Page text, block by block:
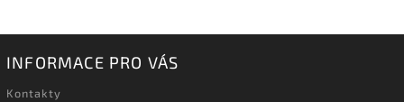
INFORMACE PRO VÁS
Kontakty